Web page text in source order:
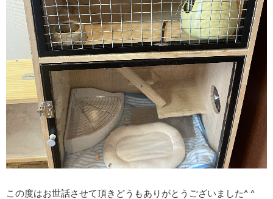
この度はお世話させて頂きどうもありがとうございました^ ^